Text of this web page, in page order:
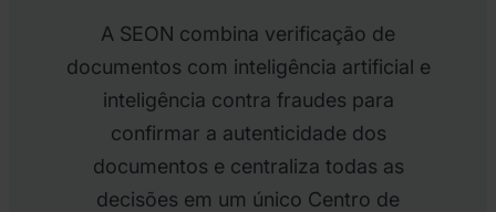
A SEON combina verificação de
documentos com inteligência artificial e
inteligência contra fraudes para
confirmar a autenticidade dos
documentos e centraliza todas as
decisões em um único Centro de